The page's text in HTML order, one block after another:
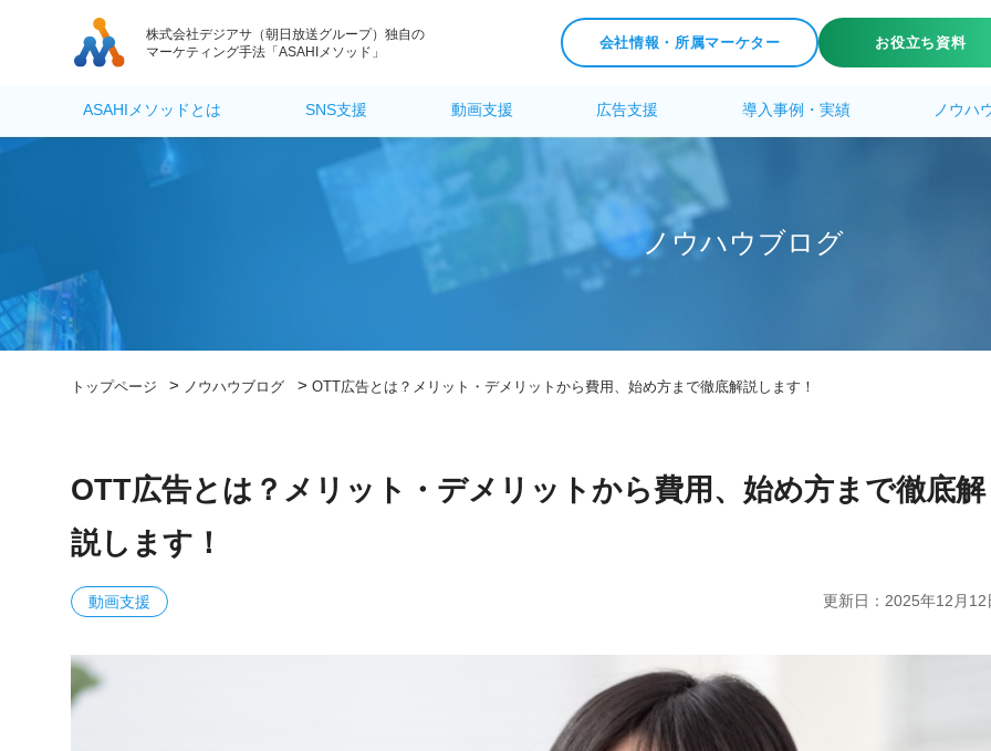
株式会社デジアサ（朝日放送グループ）独自の
マーケティング手法「ASAHIメソッド」
会社情報・所属マーケター お役立ち資料
ASAHIメソッドとは SNS支援 動画支援 広告支援 導入事例・実績 ノウハ
ノ ウハウ ブロ グ
トップページ > ノウハウブログ > OTT広告とは？メリット・デメリットから費用、始め方まで徹底解説します！
OTT広告とは？メリット・デメリットから費用、始め方まで徹底解
説します！
動画支援 更新日： 2025年12月12